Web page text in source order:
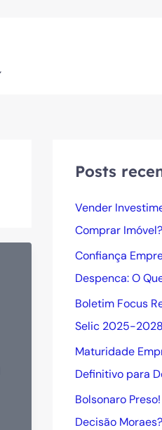
Posts
Vender
Comprar Imóvel?
Confiança
Despenca: O
Boletim Focus
Selic 2025-2028
Maturidade
Definitivo para
Bolsonaro
Decisão Moraes?